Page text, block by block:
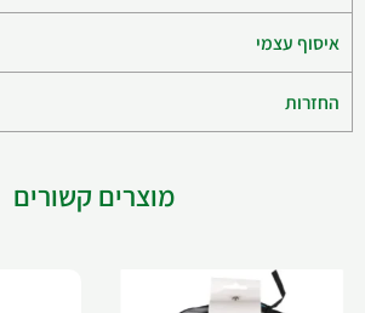
איסוף עצמי
החזרות
מוצרים קשורים